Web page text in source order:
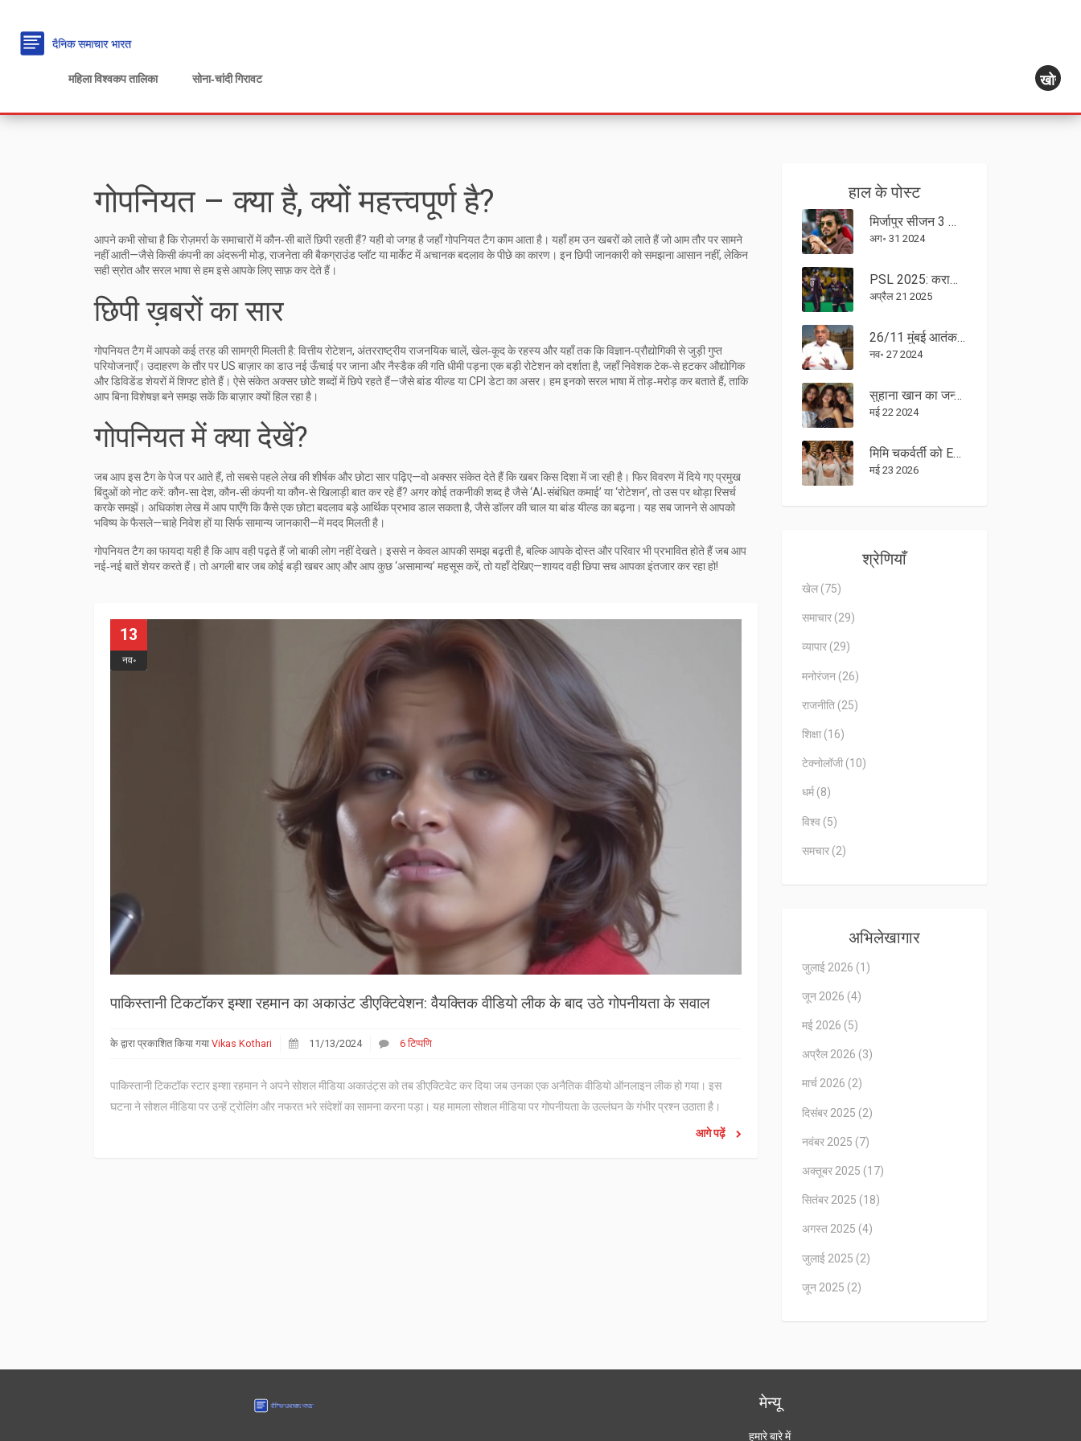
महिला विश्वकप तालिका सोना‑चांदी गिरावट खोज
गोपनियत – क्या है, क्यों महत्त्वपूर्ण है?
आपने कभी सोचा है कि रोज़मर्रा के समाचारों में कौन‑सी बातें छिपी रहती हैं? यही वो जगह है जहाँ गोपनियत टैग काम आता है। यहाँ हम उन खबरों को लाते हैं जो आम तौर पर सामने
नहीं आती—जैसे किसी कंपनी का अंदरूनी मोड़, राजनेता की बैकग्राउंड प्लॉट या मार्केट में अचानक बदलाव के पीछे का कारण। इन छिपी जानकारी को समझना आसान नहीं, लेकिन
सही स्रोत और सरल भाषा से हम इसे आपके लिए साफ़ कर देते हैं।
छिपी ख़बरों का सार
गोपनियत टैग में आपको कई तरह की सामग्री मिलती है: वित्तीय रोटेशन, अंतरराष्ट्रीय राजनयिक चालें, खेल‑कूद के रहस्य और यहाँ तक कि विज्ञान‑प्रौद्योगिकी से जुड़ी गुप्त
परियोजनाएँ। उदाहरण के तौर पर US बाज़ार का डाउ नई ऊँचाई पर जाना और नैस्डैक की गति धीमी पड़ना एक बड़ी रोटेशन को दर्शाता है, जहाँ निवेशक टेक‑से हटकर औद्योगिक
और डिविडेंड शेयरों में शिफ्ट होते हैं। ऐसे संकेत अक्सर छोटे शब्दों में छिपे रहते हैं—जैसे बांड यील्ड या CPI डेटा का असर। हम इनको सरल भाषा में तोड़‑मरोड़ कर बताते हैं, ताकि
आप बिना विशेषज्ञ बने समझ सकें कि बाज़ार क्यों हिल रहा है।
गोपनियत में क्या देखें?
जब आप इस टैग के पेज पर आते हैं, तो सबसे पहले लेख की शीर्षक और छोटा सार पढ़िए—वो अक्सर संकेत देते हैं कि खबर किस दिशा में जा रही है। फिर विवरण में दिये गए प्रमुख
बिंदुओं को नोट करें: कौन‑सा देश, कौन‑सी कंपनी या कौन‑से खिलाड़ी बात कर रहे हैं? अगर कोई तकनीकी शब्द है जैसे ‘AI‑संबंधित कमाई’ या ‘रोटेशन’, तो उस पर थोड़ा रिसर्च
करके समझें। अधिकांश लेख में आप पाएँगे कि कैसे एक छोटा बदलाव बड़े आर्थिक प्रभाव डाल सकता है, जैसे डॉलर की चाल या बांड यील्ड का बढ़ना। यह सब जानने से आपको
भविष्य के फैसले—चाहे निवेश हों या सिर्फ सामान्य जानकारी—में मदद मिलती है।
गोपनियत टैग का फायदा यही है कि आप वही पढ़ते हैं जो बाकी लोग नहीं देखते। इससे न केवल आपकी समझ बढ़ती है, बल्कि आपके दोस्त और परिवार भी प्रभावित होते हैं जब आप
नई‑नई बातें शेयर करते हैं। तो अगली बार जब कोई बड़ी खबर आए और आप कुछ ‘असामान्य’ महसूस करें, तो यहाँ देखिए—शायद वही छिपा सच आपका इंतजार कर रहा हो!
13
नव॰
पाकिस्तानी टिकटॉकर इम्शा रहमान का अकाउंट डीएक्टिवेशन: वैयक्तिक वीडियो लीक के बाद उठे गोपनीयता के सवाल
के द्वारा प्रकाशित किया गया Vikas Kothari 11/13/2024 6 टिप्पणि
पाकिस्तानी टिकटॉक स्टार इम्शा रहमान ने अपने सोशल मीडिया अकाउंट्स को तब डीएक्टिवेट कर दिया जब उनका एक अनैतिक वीडियो ऑनलाइन लीक हो गया। इस
घटना ने सोशल मीडिया पर उन्हें ट्रोलिंग और नफरत भरे संदेशों का सामना करना पड़ा। यह मामला सोशल मीडिया पर गोपनीयता के उल्लंघन के गंभीर प्रश्न उठाता है।
आगे पढ़ें
हाल के पोस्ट
मिर्जापुर सीजन 3 का बोनस एपिसोड: दिव्येंदु ने किया अघोषित धमाका
अग॰ 31 2024
PSL 2025: कराची किंग्स बनाम इस्लामाबाद यूनाईटेड – लाइव स्ट्रीमिंग, स्क्वॉड, टाइमिंग और रोमांचक भिड़ंत
अप्रैल 21 2025
26/11 मुंबई आतंकवादी हमला: गौतम अडानी की ताज होटल में मौत से बचने की दास्तान
नव॰ 27 2024
सुहाना खान का जन्मदिन: एक्ट्रेस की सहेली अनन्या पांडे, शनाया कपूर और अन्य ने इस खास दिन पर दी शुभकामनाएं
मई 22 2024
मिमि चकर्वर्ती को ED ने भेजा समन; 1xBet मामले में दिल्ली बुलाया
मई 23 2026
श्रेणियाँ
खेल (75)
समाचार (29)
व्यापार (29)
मनोरंजन (26)
राजनीति (25)
शिक्षा (16)
टेक्नोलॉजी (10)
धर्म (8)
विश्व (5)
समचार (2)
अभिलेखागार
जुलाई 2026 (1)
जून 2026 (4)
मई 2026 (5)
अप्रैल 2026 (3)
मार्च 2026 (2)
दिसंबर 2025 (2)
नवंबर 2025 (7)
अक्तूबर 2025 (17)
सितंबर 2025 (18)
अगस्त 2025 (4)
जुलाई 2025 (2)
जून 2025 (2)
मेन्यू
हमारे बारे में